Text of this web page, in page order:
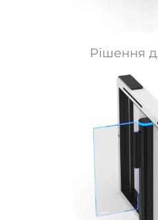
Рішення